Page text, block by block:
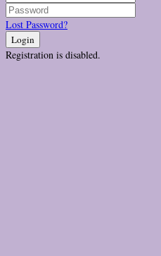
Lost Password?
Login
Registration is disabled.